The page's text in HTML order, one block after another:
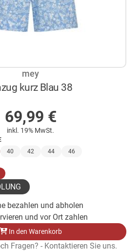
mey
kurz Blau 38
69,99 €
inkl. 19% MwSt.
40 42 44
46
bezahlen und abholen
und vor Ort zahlen
In den Warenkorb
Fragen? - Kontaktieren Sie uns.